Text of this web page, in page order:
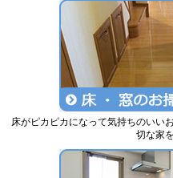
床がピカピカになって気持ちのいい
切な家